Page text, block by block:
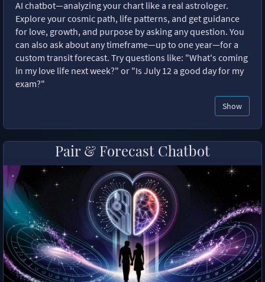
AI chatbot—analyzing your chart like a real astrologer.
Explore your cosmic path, life patterns, and get guidance
for love, growth, and purpose by asking any question. You
can also ask about any timeframe—up to one year—for a
custom transit forecast. Try questions like: "What's coming
in my love life next week?" or "Is July 12 a good day for my
exam?"
Show
Pair & Forecast Chatbot